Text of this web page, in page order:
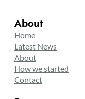
About
Home
Latest News
About
How we started
Contact